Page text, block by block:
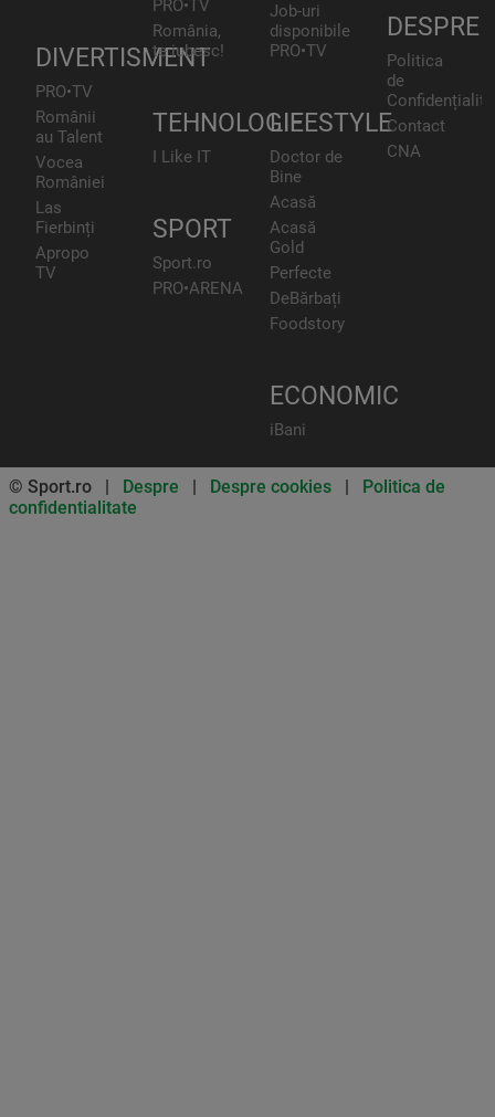
DIVERTISMENT
PRO•TV
Românii
au Talent
Vocea
României
Las
Fierbinți
Apropo
TV
PRO•TV
România,
te iubesc!
TEHNOLOGIE
I Like IT
SPORT
Sport.ro
PRO•ARENA
Job-uri
disponibile
PRO•TV
LIFESTYLE
Doctor de
Bine
Acasă
Acasă
Gold
Perfecte
DeBărbați
Foodstory
ECONOMIC
iBani
DESPRE
Politica
de
Contact
CNA
© Sport.ro | Despre | Despre cookies | Politica de
confidentialitate